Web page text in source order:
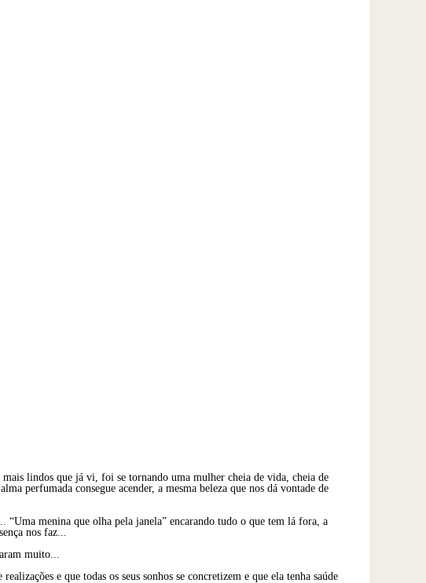
lindos que já vi, foi se tornando uma mulher cheia de vida, cheia de
perfumada consegue acender, a mesma beleza que nos dá vontade de
“Uma menina que olha pela janela” encarando tudo o que tem lá fora, a
nos faz...
muito...
e que todas os seus sonhos se concretizem e que ela tenha saúde